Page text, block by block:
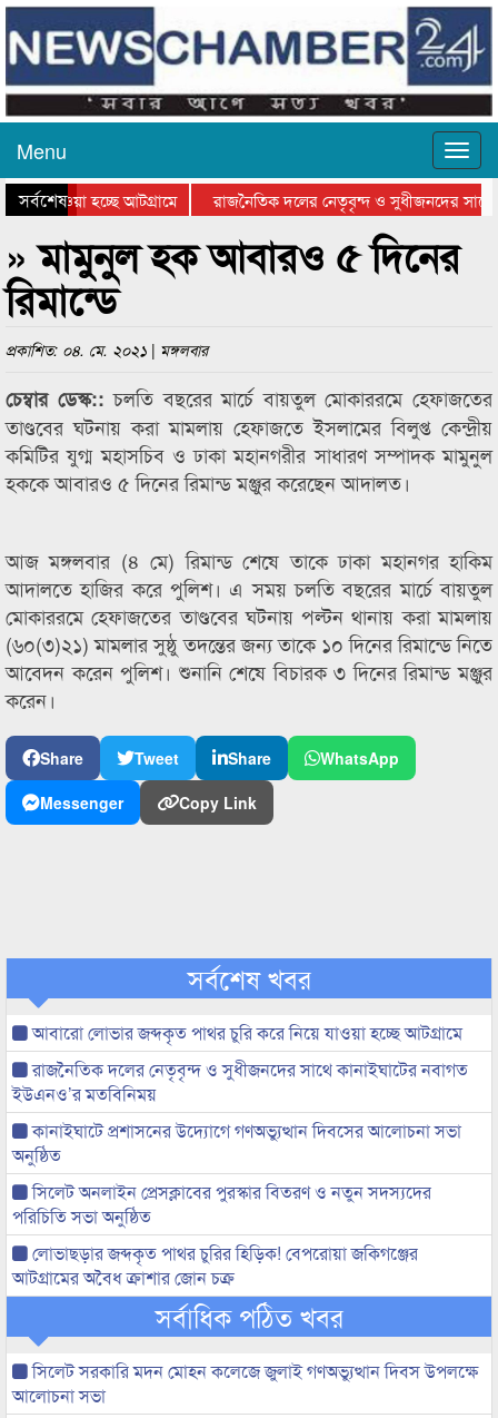
Menu
সর্বশেষ
যাওয়া হচ্ছে আটগ্রামে
রাজনৈতিক দলের নেতৃবৃন্দ ও সুধীজনদের সাথে
সিলেটে বাংলাদেশ গ্রুপ থিয়েটার
» মামুনুল হক আবারও ৫ দিনের
রিমান্ডে
প্রকাশিত: ০৪. মে. ২০২১ | মঙ্গলবার
চেম্বার ডেস্ক::চলতি বছরের মার্চে বায়তুল মোকাররমে হেফাজতের
তাণ্ডবের ঘটনায় করা মামলায় হেফাজতে ইসলামের বিলুপ্ত কেন্দ্রীয়
কমিটির যুগ্ম মহাসচিব ও ঢাকা মহানগরীর সাধারণ সম্পাদক মামুনুল
হককে আবারও ৫ দিনের রিমান্ড মঞ্জুর করেছেন আদালত।
আজ মঙ্গলবার (৪ মে) রিমান্ড শেষে তাকে ঢাকা মহানগর হাকিম
আদালতে হাজির করে পুলিশ। এ সময় চলতি বছরের মার্চে বায়তুল
মোকাররমে হেফাজতের তাণ্ডবের ঘটনায় পল্টন থানায় করা মামলায়
(৬০(৩)২১) মামলার সুষ্ঠু তদন্তের জন্য তাকে ১০ দিনের রিমান্ডে নিতে
আবেদন করেন পুলিশ। শুনানি শেষে বিচারক ৩ দিনের রিমান্ড মঞ্জুর
করেন।
Share Tweet Share
WhatsApp
Messenger
Copy Link
সর্বশেষ খবর
আবারো লোভার জব্দকৃত পাথর চুরি করে নিয়ে যাওয়া হচ্ছে আটগ্রামে
রাজনৈতিক দলের নেতৃবৃন্দ ও সুধীজনদের সাথে কানাইঘাটের নবাগত
ইউএনও’র মতবিনিময়
কানাইঘাটে প্রশাসনের উদ্যোগে গণঅভ্যুত্থান দিবসের আলোচনা সভা
অনুষ্ঠিত
সিলেট অনলাইন প্রেসক্লাবের পুরস্কার বিতরণ ও নতুন সদস্যদের
পরিচিতি সভা অনুষ্ঠিত
লোভাছড়ার জব্দকৃত পাথর চুরির হিড়িক! বেপরোয়া জকিগঞ্জের
আটগ্রামের অবৈধ ক্রাশার জোন চক্র
সর্বাধিক পঠিত খবর
সিলেট সরকারি মদন মোহন কলেজে জুলাই গণঅভ্যুত্থান দিবস উপলক্ষে
আলোচনা সভা